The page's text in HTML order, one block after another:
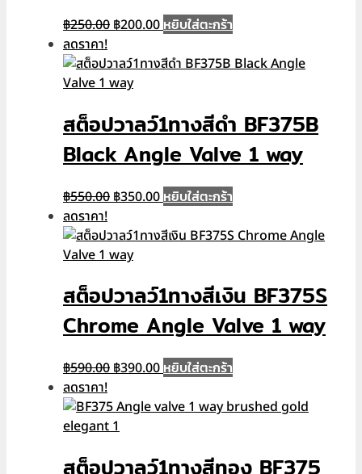
฿250.00 Original
was:
฿250.00.
฿200.00Current
is:
หยิบใส่ตะกร้า
ลดราคา!
สต็อปวาลว์1ทางสีดำ BF375B
Black Angle Valve 1 way
฿550.00 Original
was:
฿550.00.
฿350.00Current
is:
หยิบใส่ตะกร้า
ลดราคา!
สต็อปวาลว์1ทางสีเงิน BF375S
Chrome Angle Valve 1 way
฿590.00 Original
was:
฿590.00.
฿390.00Current
is:
หยิบใส่ตะกร้า
ลดราคา!
สต็อปวาลว์1ทางสีทอง BF375